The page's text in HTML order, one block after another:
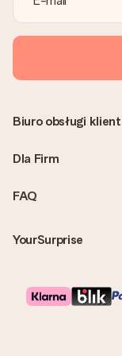
Możesz ją również
możesz wysłać
prawdziwą
FAQ
YourSurprise
Biuro obsługi
Dla Firm